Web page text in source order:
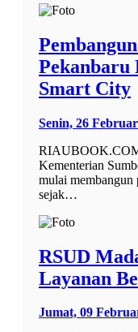
Pekanbaru
Smart City
Senin, 26
Kementerian
mulai membangun
sejak…
RSUD
Layanan
Jumat, 09